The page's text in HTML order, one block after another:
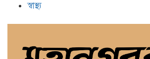
স্বাস্থ্য